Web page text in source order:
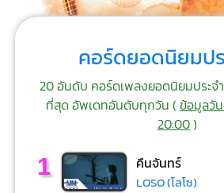
คอร์ดยอดนิยมปร
20 อันดับ คอร์ดเพลงยอดนิยมประจ
ที่สุด อัพเดทอันดับทุกวัน (ข้อมูลวั
20:00)
1 คืนจันทร์
LOSO (โลโซ)